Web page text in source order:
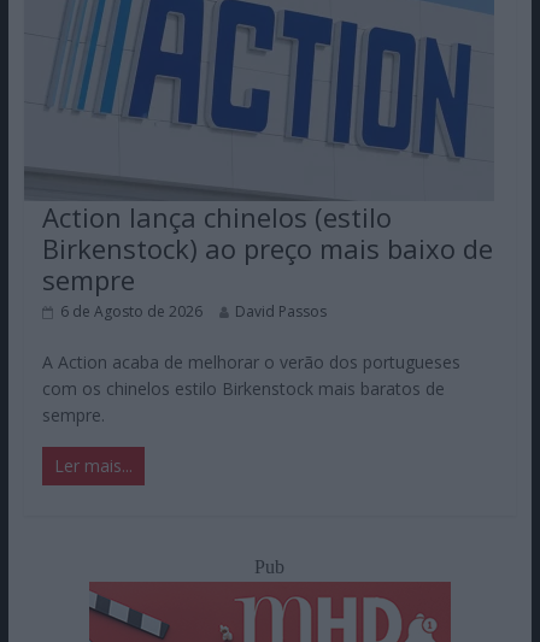
Action lança chinelos (estilo
Birkenstock) ao preço mais baixo de
sempre
6 de Agosto de 2026 David Passos
A Action acaba de melhorar o verão dos portugueses
com os chinelos estilo Birkenstock mais baratos de
sempre.
Ler mais...
Pub